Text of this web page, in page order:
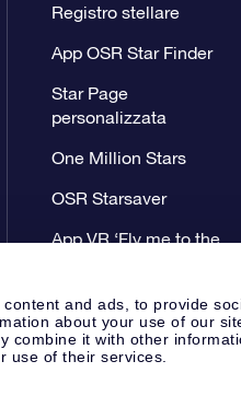
and ads, to provide
about your use of our
combine it with other
use of their services.
Registro stellare
App OSR Star Finder
Star Page
personalizzata
One Million Stars
OSR Starsaver
App VR ‘Fly me to the